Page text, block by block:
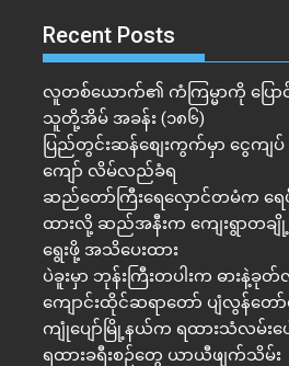
Recent Posts
လူတစ်ယောက်၏ ကံကြမ္မာကို ပြော
သူတို့အိမ် အခန်း (၁၈၆)
ပြည်တွင်းဆန်စျေးကွက်မှာ ငွေကျပ်
ကျော် လိမ်လည်ခံရ
ဆည်တော်ကြီးရေလှောင်တမံက ရေ
ထားလို့ ဆည်အနီးက ကျေးရွာတချို့ကို
ရွေးဖို့ အသိပေးထား
ပဲခူးမှာ ဘုန်းကြီးတပါးက ဓားနဲ့ခု
ကျောင်းထိုင်ဆရာတော် ပျံလွန်တေ
ကျုံပျော်မြို့နယ်က ရထားသံလမ်းပ
ရထားခရီးစဉ်တွေ ယာယီဖျက်သိမ်း